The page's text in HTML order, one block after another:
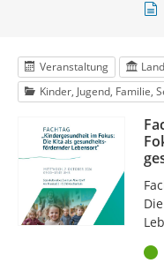
Veranstaltung
Kinder, Jugend, Familie,